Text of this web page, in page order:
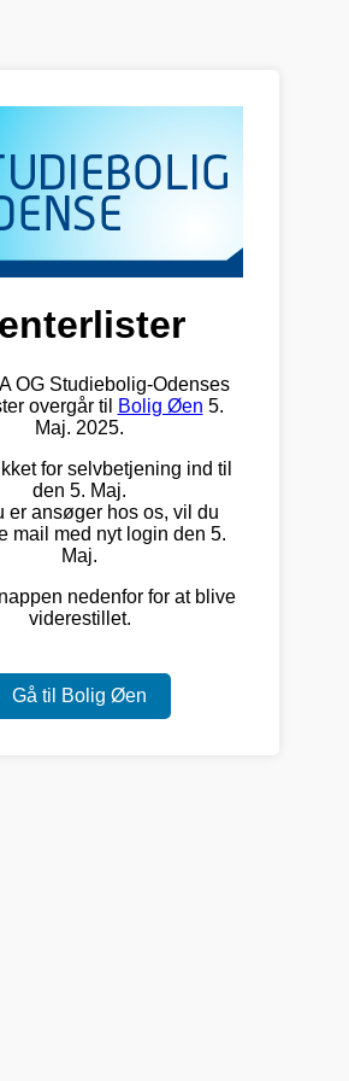
OG Studiebolig-Odenses
overgår til
Bolig Øen 5.
Maj. 2025.
for selvbetjening ind til
den 5. Maj.
er ansøger hos os, vil du
mail med nyt login den 5.
Maj.
nedenfor for at blive
viderestillet.
Gå til Bolig Øen